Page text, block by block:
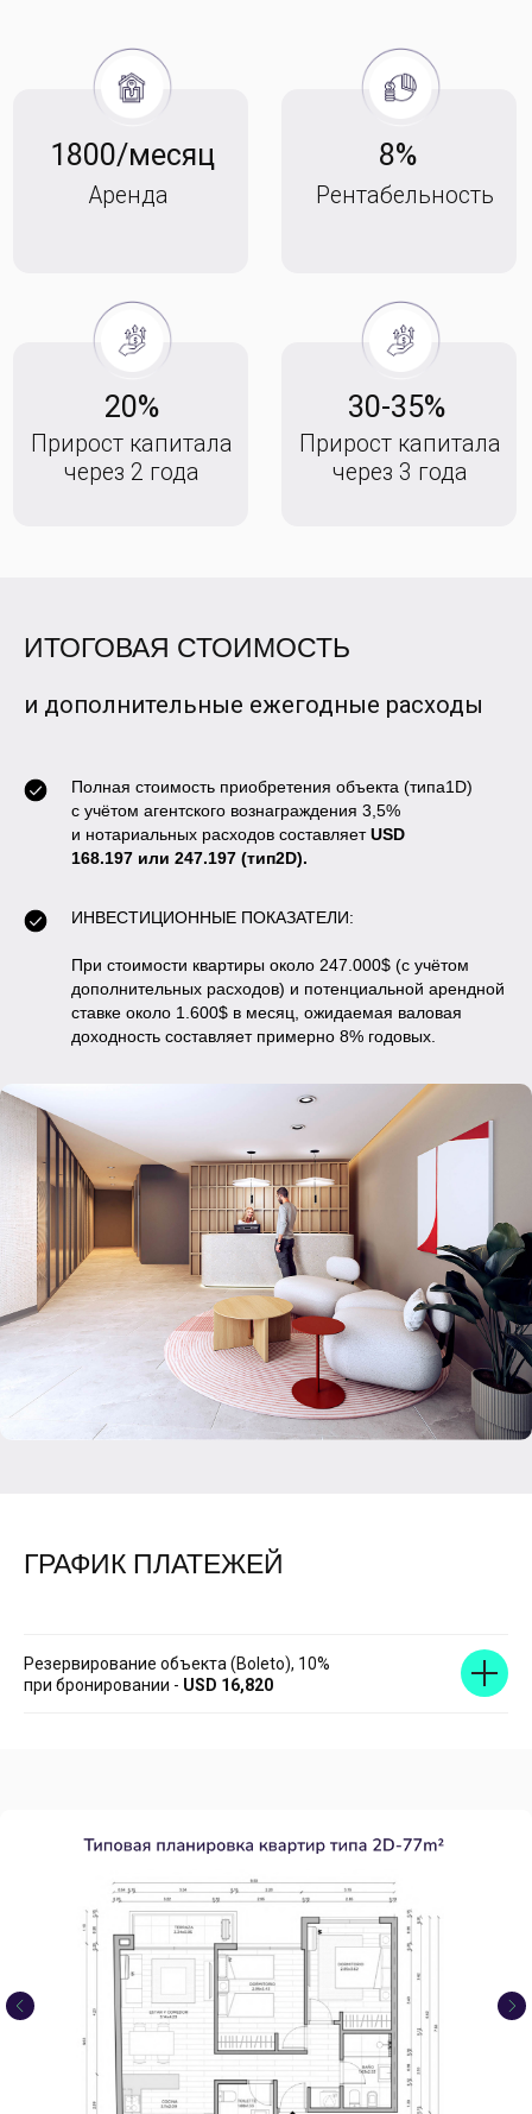
ИТОГОВАЯ СТОИМОСТЬ
и дополнительные ежегодные расходы
Полная стоимость приобретения объекта (типа1D)
с учётом агентского вознаграждения 3,5%
и нотариальных расходов составляетUSD
168.197 или 247.197 (тип2D).
ИНВЕСТИЦИОННЫЕ ПОКАЗАТЕЛИ:
При стоимости квартиры около 247.000$ (с учётом
дополнительных расходов) и потенциальной арендной
ставке около 1.600$ в месяц, ожидаемая валовая
доходность составляет примерно 8% годовых.
ГРАФИК ПЛАТЕЖЕЙ
Резервирование объекта (Boleto), 10%
при бронировании - USD 16,820